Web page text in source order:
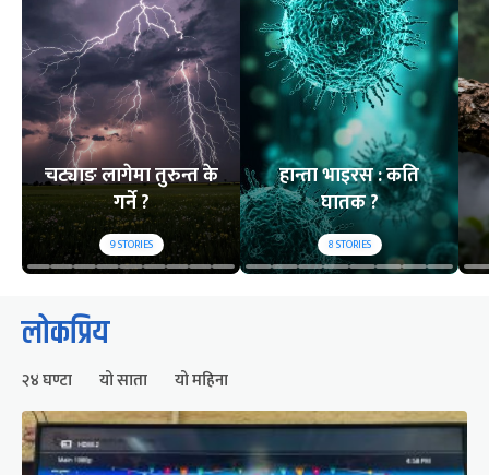
चट्याङ लागेमा तुरुन्त के
गर्ने ?
9STORIES
हान्ता भाइरस : कति
घातक ?
8STORIES
लोकप्रिय
२४ घण्टा यो साता यो महिना